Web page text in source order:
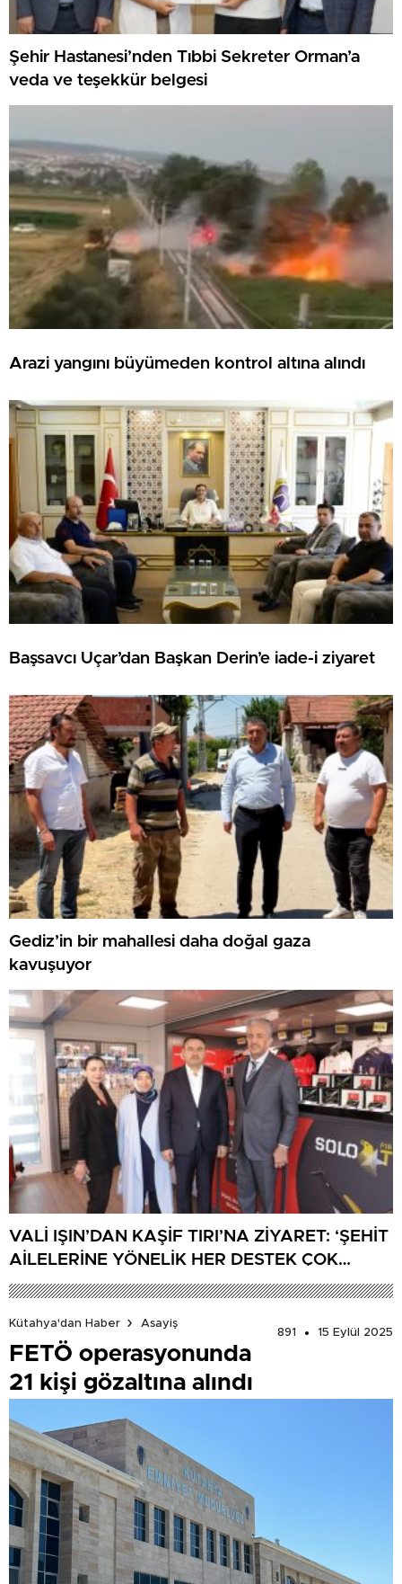
Şehir Hastanesi’nden Tıbbi Sekreter Orman’a
veda ve teşekkür belgesi
Arazi yangını büyümeden kontrol altına alındı
Başsavcı Uçar’dan Başkan Derin’e iade-i ziyaret
Gediz’in bir mahallesi daha doğal gaza
kavuşuyor
VALİ IŞIN’DAN KAŞİF TIRI’NA ZİYARET: ‘ŞEHİT
AİLELERİNE YÖNELİK HER DESTEK ÇOK
DEĞERLİ’
Kütahya'dan Haber
Asayiş
891
15 Eylül 2025
FETÖ operasyonunda
21 kişi gözaltına alındı